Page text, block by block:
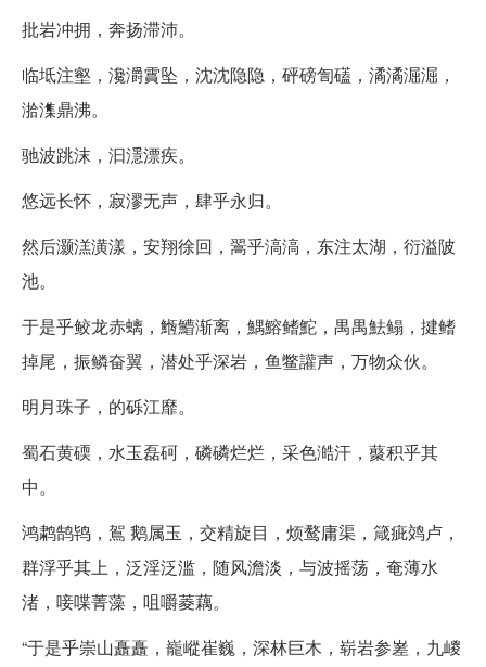
批岩冲拥，奔扬滞沛。
临坻注壑，瀺灂霣坠，沈沈隐隐，砰磅訇礚，潏潏淈淈，
湁潗鼎沸。
驰波跳沫，汩濦漂疾。
悠远长怀，寂漻无声，肆乎永归。
然后灏溔潢漾，安翔徐回，翯乎滈滈，东注太湖，衍溢陂
池。
于是乎鲛龙赤螭，䱭䲛渐离，鰅鰫鳍鮀，禺禺魼鳎，揵鳍
掉尾，振鳞奋翼，潜处乎深岩，鱼鳖讙声，万物众伙。
明月珠子，的砾江靡。
蜀石黄碝，水玉磊砢，磷磷烂烂，采色澔汗，藂积乎其
中。
鸿鹔鹄鸨，鴐 鹅属玉，交精旋目，烦鹜庸渠，箴疵䴔卢，
群浮乎其上，泛淫泛滥，随风澹淡，与波摇荡，奄薄水
渚，唼喋菁藻，咀嚼菱藕。
“于是乎崇山矗矗，巃嵷崔巍，深林巨木，崭岩参嵳，九嵕